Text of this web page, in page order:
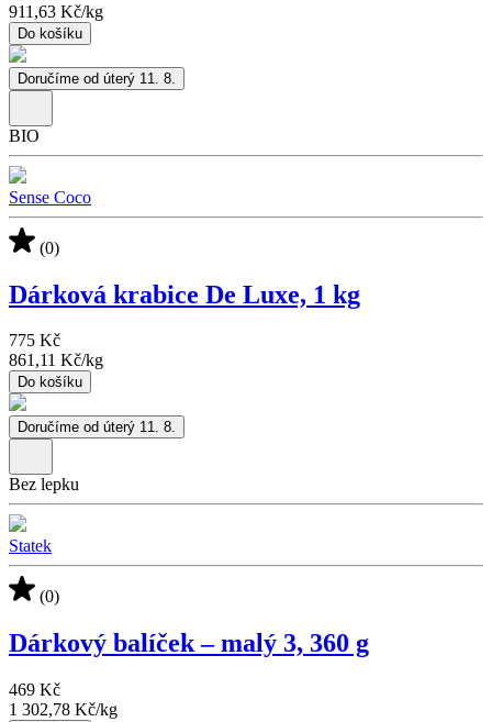
911,63 Kč/kg
Do košíku
Doručíme od úterý 11. 8.
BIO
Sense Coco
(0)
Dárková krabice De Luxe, 1 kg
775 Kč
861,11 Kč/kg
Do košíku
Doručíme od úterý 11. 8.
Bez lepku
Statek
(0)
Dárkový balíček – malý 3, 360 g
469 Kč
1 302,78 Kč/kg